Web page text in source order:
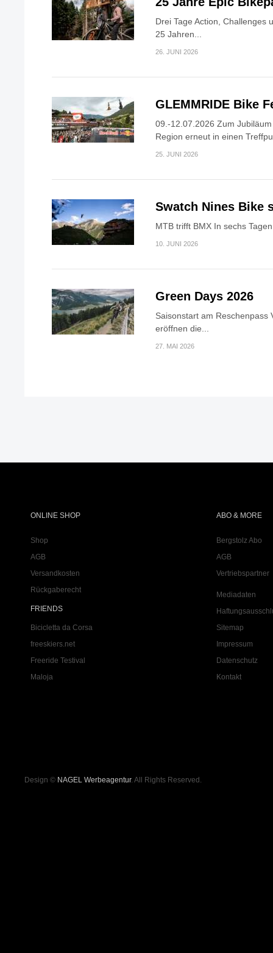
Drei Tage Action, Challenges
25 Jahren...
26. JUNI 2026
GLEMMRIDE Bike
09.-12.07.2026 Zum
Region erneut in einen
25. JUNI 2026
Swatch Nines Bike
MTB trifft BMX In sechs
10. JUNI 2026
Green Days 2026
Saisonstart am Reschenpass
eröffnen die...
27. MAI 2026
ONLINE SHOP
Shop
AGB
Versandkosten
Rückgaberecht
FRIENDS
Bicicletta da Corsa
freeskiers.net
Freeride Testival
Maloja
ABO & MORE
Bergstolz Abo
AGB
Vertriebspartner
Mediadaten
Sitemap
Impressum
Datenschutz
Kontakt
Design © NAGEL Werbeagentur. All Rights Reserved.